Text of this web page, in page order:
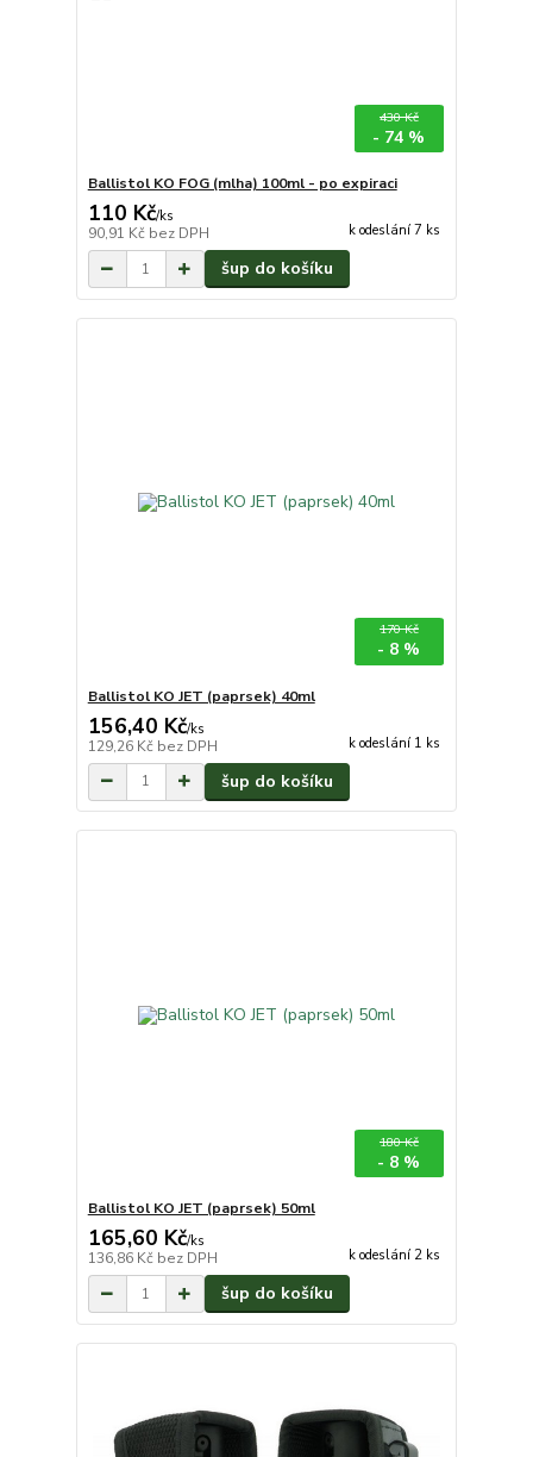
430 Kč
- 74 %
Ballistol KO FOG (mlha) 100ml - po expiraci
110 Kč/ks
90,91 Kč bez DPH k odeslání 7 ks
šup do košíku
170 Kč
- 8 %
Ballistol KO JET (paprsek) 40ml
156,40 Kč/ks
129,26 Kč bez DPH k odeslání 1 ks
šup do košíku
180 Kč
- 8 %
Ballistol KO JET (paprsek) 50ml
165,60 Kč/ks
136,86 Kč bez DPH k odeslání 2 ks
šup do košíku